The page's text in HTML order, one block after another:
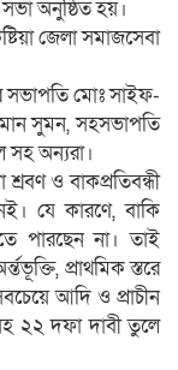
অনুষ্ঠিত হয়।
জেলা সমাজসেবা
সভাপতি মোঃ সাইফ-
সুমন, সহসভাপতি
সহ অন্যরা।
ও বাকপ্রতিবন্ধী
যে কারণে, বাকি
পারছেন না। তাই
প্রাথমিক স্তরে
আদি ও প্রাচীন
২২ দফা দাবী তুলে